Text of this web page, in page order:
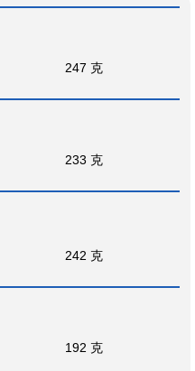
247 克
233 克
242 克
192 克